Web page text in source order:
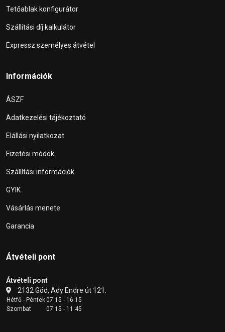
Tetőablak konfigurátor
Szállítási díj kalkulátor
Expressz személyes átvétel
Információk
ÁSZF
Adatkezelési tájékoztató
Elállási nyilatkozat
Fizetési módok
Szállítási információk
GYIK
Vásárlás menete
Garancia
Átvételi pont
Átvételi pont
2132 Göd, Ady Endre út 121.
Hétfő - Péntek07:15 - 16:15
Szombat
07:15 - 11:45